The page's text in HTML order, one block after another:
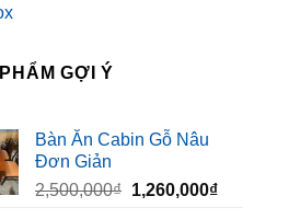
GỢI Ý
Bàn Ăn Cabin Gỗ Nâu
Đơn Giản
2,500,000₫ Giá
1,260,000₫Giá